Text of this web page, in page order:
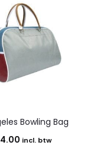
Bowling Bag
incl. btw